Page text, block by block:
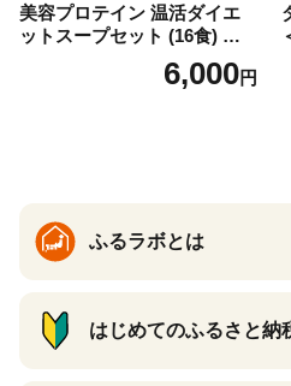
美容プロテイン 温活ダイエ
ットスープセット (16食) 小
分け スープ 食べ比べ セット
詰合せ クラムチャウダー チ
6,000円
ふるラボとは
はじめてのふるさと納